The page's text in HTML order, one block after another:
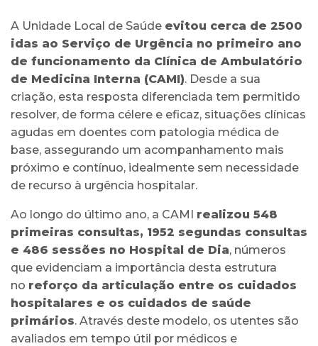
A Unidade Local de Saúde evitou cerca de 2500
idas ao Serviço de Urgência no primeiro ano
de funcionamento da Clínica de Ambulatório
de Medicina Interna (CAMI). Desde a sua
criação, esta resposta diferenciada tem permitido
resolver, de forma célere e eficaz, situações clínicas
agudas em doentes com patologia médica de
base, assegurando um acompanhamento mais
próximo e contínuo, idealmente sem necessidade
de recurso à urgência hospitalar.
Ao longo do último ano, a CAMI realizou 548
primeiras consultas, 1952 segundas consultas
e 486 sessões no Hospital de Dia, números
que evidenciam a importância desta estrutura
no reforço da articulação entre os cuidados
hospitalares e os cuidados de saúde
primários. Através deste modelo, os utentes são
avaliados em tempo útil por médicos e